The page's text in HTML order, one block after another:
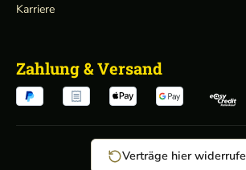
Karriere
Zahlung & Versand
Verträge hier